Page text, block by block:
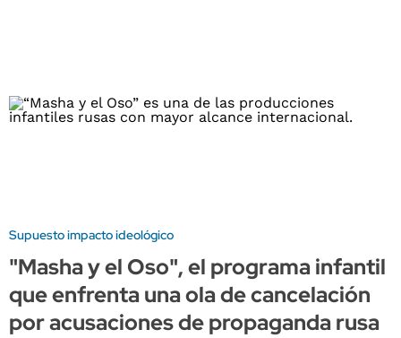
Supuesto impacto ideológico
"Masha y el Oso", el programa infantil
que enfrenta una ola de cancelación
por acusaciones de propaganda rusa